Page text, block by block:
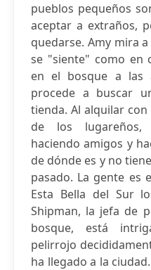
pueblos pequeños
aceptar a extraños,
quedarse. Amy mira
se "siente" como en
en el bosque a las
procede a buscar
tienda. Al alquilar
de los lugareños,
haciendo amigos y
de dónde es y no
pasado. La gente es
Esta Bella del Sur
Shipman, la jefa de
bosque, está
pelirrojo
ha llegado a la